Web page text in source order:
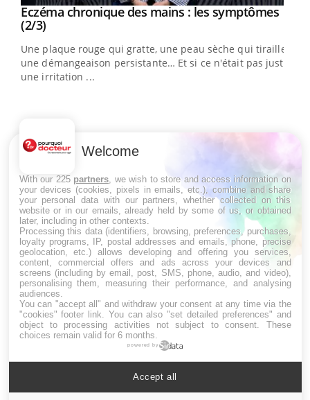
Youtube
Eczéma chronique des mains : les symptômes
(2/3)Youtube
Une plaque rouge qui gratte, une peau sèche qui tiraille,
une démangeaison persistante… Et si ce n'était pas juste
une irritation ...
LES MALADIES
Hypotension orthostatique : quand la
pression artérielle chute au lever
Drépanocytose : une déformation des
globules rouges aux conséquences
Welcome
With our 225 partners , we wish to store and access information on
your devices (cookies, pixels in emails, etc.), combine and share
your personal data with our partners, whether collected on this
website or in our emails, already held by some of us, or obtained
later, including in other contexts.
Processing this data (identifiers, browsing, preferences, purchases,
loyalty programs, IP, postal addresses and emails, phone, precise
geolocation, etc.) allows developing and offering you services,
content, commercial offers and ads across your devices and
screens (including by email, post, SMS, phone, audio, and video),
personalising them, measuring their performance, and analysing
audiences.
You can "accept all" and withdraw your consent at any time via the
"cookies" footer link . You can also "set detailed preferences" and
object to processing activities not subject to consent. These
choices remain valid for 6 months.
powered by
Accept all